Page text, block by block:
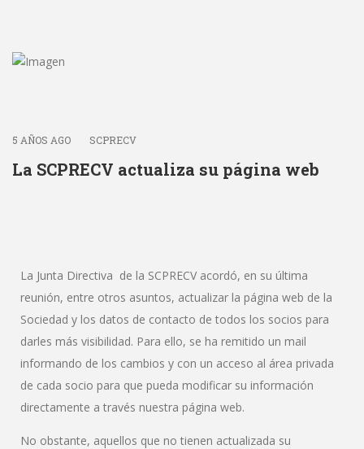
5 AÑOS AGO SCPRECV
La SCPRECV actualiza su página web
La Junta Directiva de la SCPRECV acordó, en su última
reunión, entre otros asuntos, actualizar la página web de la
Sociedad y los datos de contacto de todos los socios para
darles más visibilidad. Para ello, se ha remitido un mail
informando de los cambios y con un acceso al área privada
de cada socio para que pueda modificar su información
directamente a través nuestra página web.
No obstante, aquellos que no tienen actualizada su